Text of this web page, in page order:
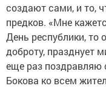
создают сами, и то,
предков. «Мне
День республики, то
доброту, празднует
еще раз поздравляю
Бокова ко всем